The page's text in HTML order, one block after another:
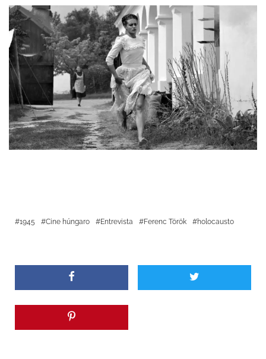
1945 Cine húngaro Entrevista Ferenc Török holocausto